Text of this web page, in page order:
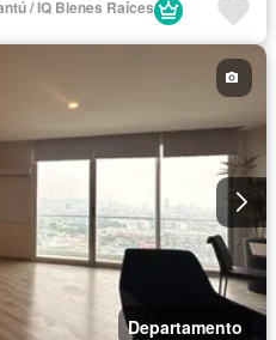
/ IQ Bienes Raíces
Departamento